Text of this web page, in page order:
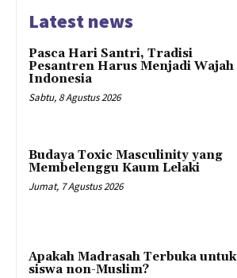
Latest news
Pasca Hari Santri, Tradisi
Pesantren Harus Menjadi Wajah
Indonesia
Sabtu, 8 Agustus 2026
Budaya Toxic Masculinity yang
Membelenggu Kaum Lelaki
Jumat, 7 Agustus 2026
Apakah Madrasah Terbuka untuk
siswa non-Muslim?